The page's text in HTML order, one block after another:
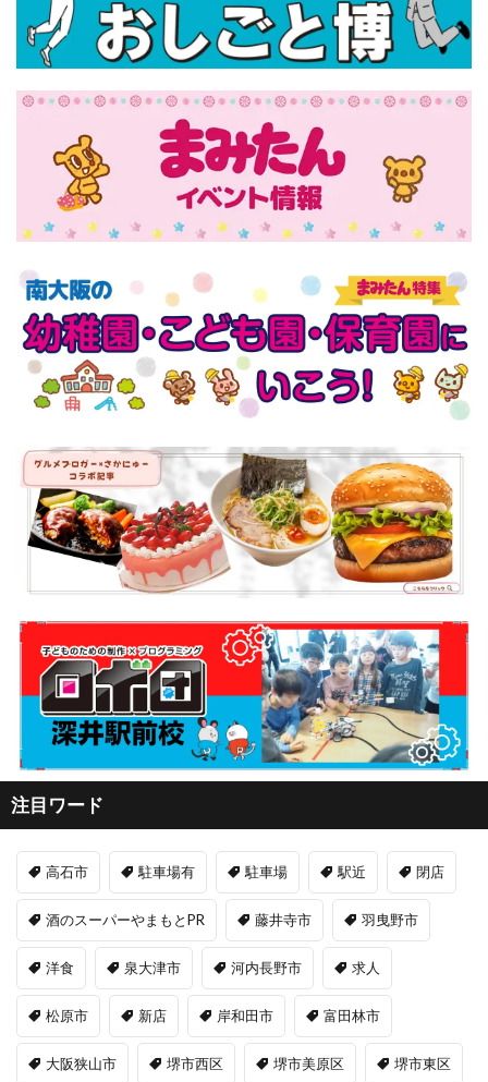
注目ワード
高石市 駐車場有 駐車場 駅近 閉店
酒のスーパーやまもとPR 藤井寺市 羽曳野市
洋食 泉大津市 河内長野市 求人
松原市 新店 岸和田市 富田林市
大阪狭山市 堺市西区 堺市美原区 堺市東区